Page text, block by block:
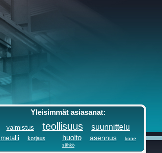
Yleisimmät asiasanat:
valmistus teollisuus suunnittelu
metalli korjaus huolto asennus kone
sähkö